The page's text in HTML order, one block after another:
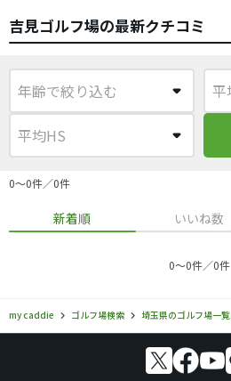
吉見ゴルフ場の最新クチコミ
0〜0件／0件
新着順 いいね数
0〜0件／0件
my caddie ゴルフ場検索 埼玉県のゴルフ場一覧